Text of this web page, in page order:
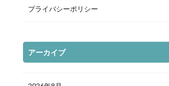
プライバシーポリシー
アーカイブ